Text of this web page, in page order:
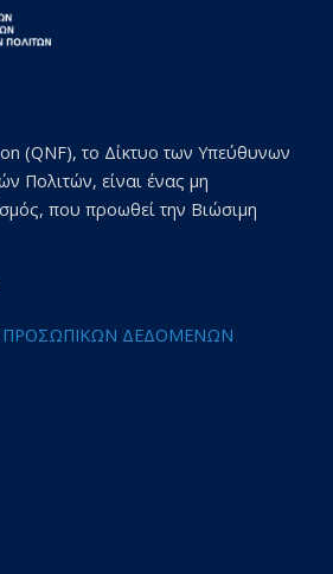
(QNF), το Δίκτυο των Υπεύθυνων
Πολιτών, είναι ένας μη
που προωθεί την Βιώσιμη
ΠΡΟΣΩΠΙΚΩΝ ΔΕΔΟΜΕΝΩΝ